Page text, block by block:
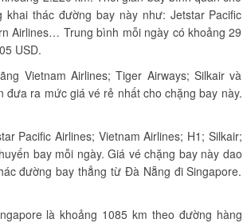
thác đường bay này như: Jetstar Pacific
Airlines… Trung bình mỗi ngày có khoảng 29
USD.
Vietnam Airlines; Tiger Airways; Silkair và
đưa ra mức giá vé rẻ nhất cho chặng bay này.
Pacific Airlines; Vietnam Airlines; H1; Silkair;
bay mỗi ngày. Giá vé chặng bay này dao
đường bay thẳng từ Đà Nẵng đi Singapore.
là khoảng 1085 km theo đường hàng